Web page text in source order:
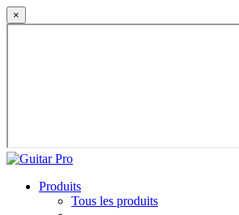
×
Produits
Tous les produits